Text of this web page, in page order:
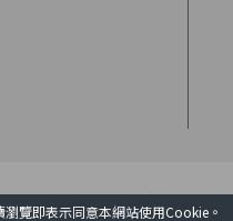
用戶協議
覽即表示同意本網站使用Cookie。